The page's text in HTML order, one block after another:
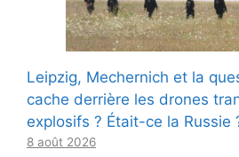
Leipzig, Mechernich et la
cache derrière les drones
explosifs ? Était-ce la Russie
8 août 2026